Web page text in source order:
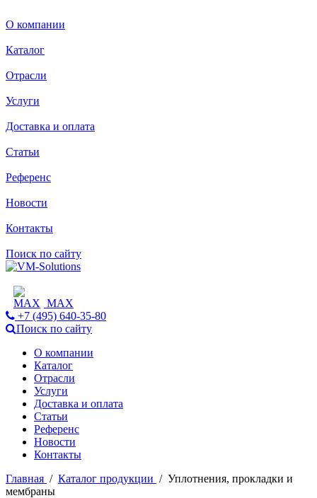
О компании
Каталог
Отрасли
Услуги
Доставка и оплата
Статьи
Референс
Новости
Контакты
Поиск по сайту
MAX
+7 (495) 640-35-80
Поиск по сайту
О компании
Каталог
Отрасли
Услуги
Доставка и оплата
Статьи
Референс
Новости
Контакты
Главная / Каталог продукции / Уплотнения, прокладки и
мембраны